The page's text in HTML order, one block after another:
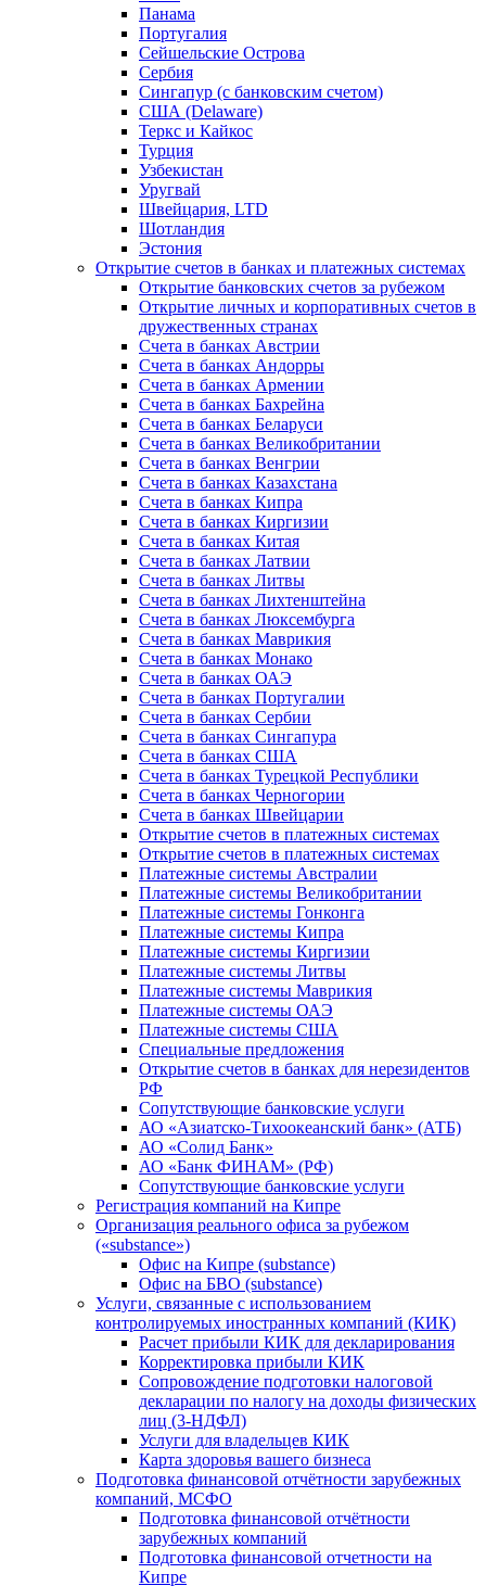
Панама
Португалия
Сейшельские Острова
Сербия
Сингапур (c банковским счетом)
США (Delaware)
Теркс и Кайкос
Турция
Узбекистан
Уругвай
Швейцария, LTD
Шотландия
Эстония
Открытие счетов в банках и платежных системах
Открытие банковских счетов за рубежом
Открытие личных и корпоративных счетов в
дружественных странах
Счета в банках Австрии
Счета в банках Андорры
Счета в банках Армении
Счета в банках Бахрейна
Счета в банках Беларуси
Счета в банках Великобритании
Счета в банках Венгрии
Счета в банках Казахстана
Счета в банках Кипра
Счета в банках Киргизии
Счета в банках Китая
Счета в банках Латвии
Счета в банках Литвы
Счета в банках Лихтенштейна
Счета в банках Люксембурга
Счета в банках Маврикия
Счета в банках Монако
Счета в банках ОАЭ
Счета в банках Португалии
Счета в банках Сербии
Счета в банках Сингапура
Счета в банках США
Счета в банках Турецкой Республики
Счета в банках Черногории
Счета в банках Швейцарии
Открытие счетов в платежных системах
Открытие счетов в платежных системах
Платежные системы Австралии
Платежные системы Великобритании
Платежные системы Гонконга
Платежные системы Кипра
Платежные системы Киргизии
Платежные системы Литвы
Платежные системы Маврикия
Платежные системы ОАЭ
Платежные системы США
Специальные предложения
Открытие счетов в банках для нерезидентов
РФ
Сопутствующие банковские услуги
АО «Азиатско-Тихоокеанский банк» (АТБ)
АО «Солид Банк»
АО «Банк ФИНАМ» (РФ)
Сопутствующие банковские услуги
Регистрация компаний на Кипре
Организация реального офиса за рубежом
(«substance»)
Офис на Кипре (substance)
Офис на БВО (substance)
Услуги, связанные с использованием
контролируемых иностранных компаний (КИК)
Расчет прибыли КИК для декларирования
Корректировка прибыли КИК
Сопровождение подготовки налоговой
декларации по налогу на доходы физических
лиц (3-НДФЛ)
Услуги для владельцев КИК
Карта здоровья вашего бизнеса
Подготовка финансовой отчётности зарубежных
компаний, МСФО
Подготовка финансовой отчётности
зарубежных компаний
Подготовка финансовой отчетности на
Кипре